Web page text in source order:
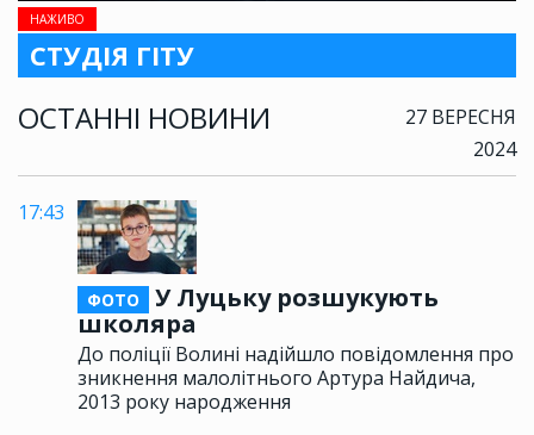
НАЖИВО
СТУДІЯ ГІТУ
ОСТАННІ НОВИНИ
27 ВЕРЕСНЯ
2024
17:43
ФОТО
У Луцьку розшукують
школяра
До поліції Волині надійшло повідомлення про
зникнення малолітнього Артура Найдича,
2013 року народження